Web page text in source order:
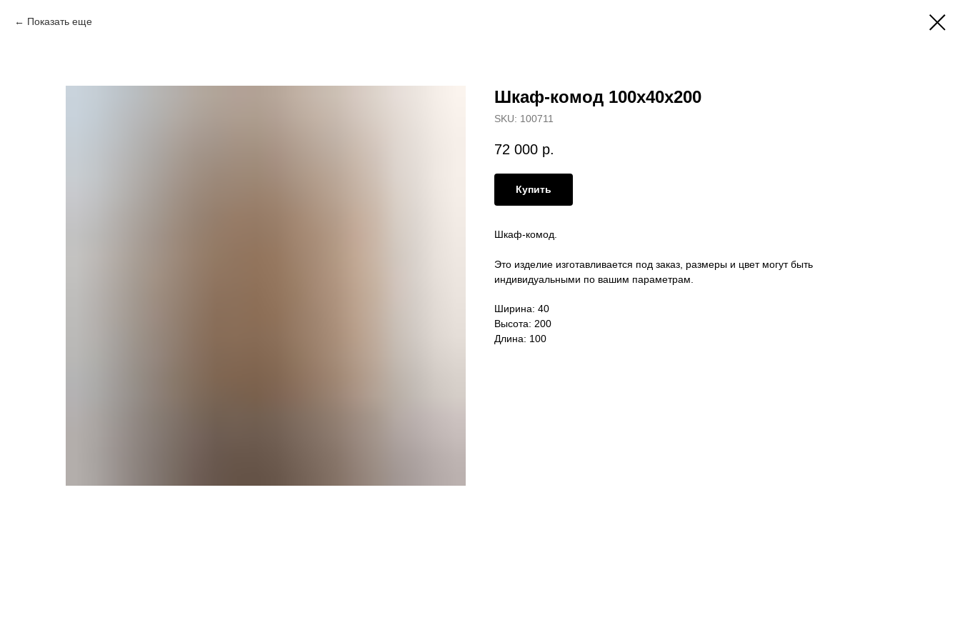
Показать еще
Шкаф-комод 100x40x200
SKU: 100711
72 000 р.
Купить
Шкаф-комод.
Это изделие изготавливается под заказ, размеры и цвет могут быть
индивидуальными по вашим параметрам.
Ширина: 40
Высота: 200
Длина: 100